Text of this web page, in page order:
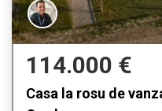
114.000 €
Casa la rosu de